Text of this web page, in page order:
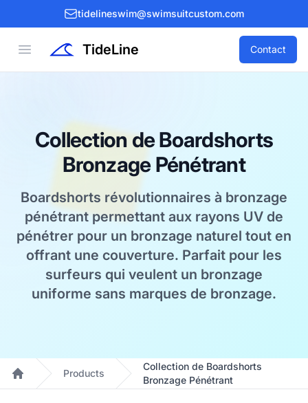
tidelineswim@swimsuitcustom.com
Open menu TideLine Contact
Collection de Boardshorts
Bronzage Pénétrant
Boardshorts révolutionnaires à bronzage
pénétrant permettant aux rayons UV de
pénétrer pour un bronzage naturel tout en
offrant une couverture. Parfait pour les
surfeurs qui veulent un bronzage
uniforme sans marques de bronzage.
Home
Products
Collection de Boardshorts
Bronzage Pénétrant